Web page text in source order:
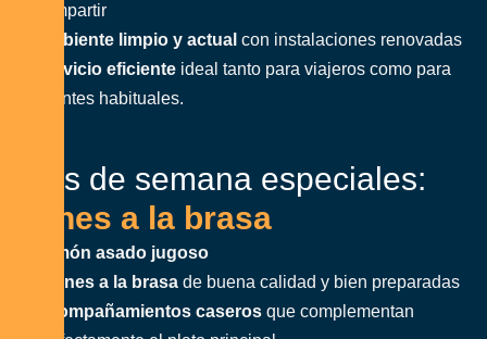
compartir
Ambiente limpio y actual con instalaciones renovadas
Servicio eficiente ideal tanto para viajeros como para
clientes habituales.
s de semana especia es:
nes a a brasa
Jamón asado jugoso
Carnes a la brasa de buena calidad y bien preparadas
Acompañamientos caseros que complementan